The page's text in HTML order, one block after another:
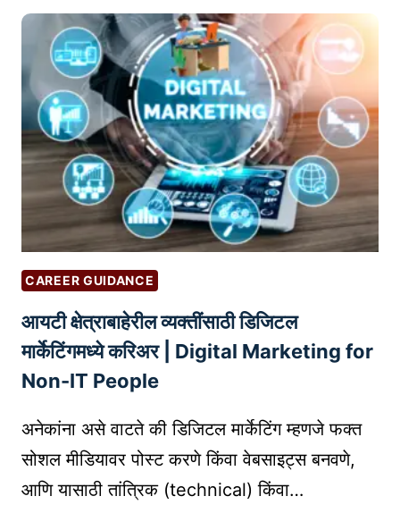
ती
आ
णि
टि
प्स
न
वि
क्रे
त्यां
सा
ठी
मा
र्ग
द
र्श
क
:
स्प
र्ध
चे
श्ले
ष
ण
CAREER GUIDANCE
आयटी क्षेत्राबाहेरील व्यक्तींसाठी डिजिटल
मार्केटिंगमध्ये करिअर | Digital Marketing for
Non-IT People
अनेकांना असे वाटते की डिजिटल मार्केटिंग म्हणजे फक्त
सोशल मीडियावर पोस्ट करणे किंवा वेबसाइट्स बनवणे,
आणि यासाठी तांत्रिक (technical) किंवा…